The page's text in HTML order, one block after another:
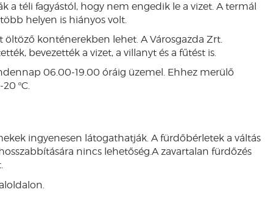
a téli fagyástól, hogy nem engedik le a vizet. A termál
helyen is hiányos volt.
konténerekben lehet. A Városgazda Zrt.
bevezették a vizet, a villanyt és a fűtést is.
06.00-19.00 óráig üzemel. Ehhez merülő
ºC.
ingyenesen látogathatják. A fürdőbérletek a váltás
nincs lehetőség.A zavartalan fürdőzés